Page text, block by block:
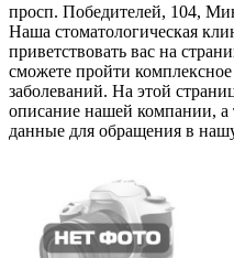
просп. Победителей, 104,
Наша стоматологическая
приветствовать вас на
сможете пройти
заболеваний. На этой
описание нашей компании, а
данные для обращения в